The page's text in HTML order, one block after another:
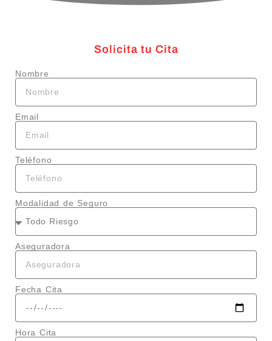
Solicita tu Cita
Nombre
Email
Teléfono
Modalidad de Seguro
Aseguradora
Fecha Cita
Hora Cita